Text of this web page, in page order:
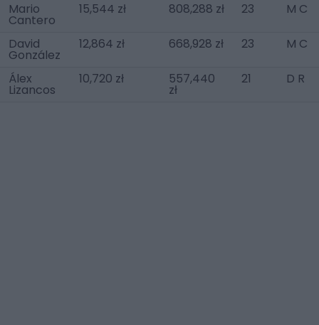
Mario
Cantero
15,544 zł 808,288 zł 23 M C
David
González
12,864 zł 668,928 zł 23 M C
Álex
Lizancos
10,720 zł 557,440
zł
21 D R